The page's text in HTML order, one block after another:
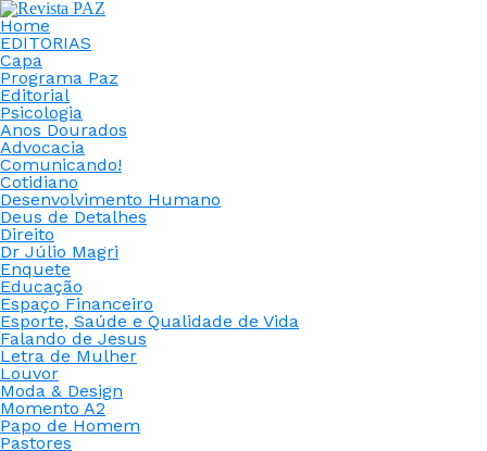
Home
EDITORIAS
Capa
Programa Paz
Editorial
Psicologia
Anos Dourados
Advocacia
Comunicando!
Cotidiano
Desenvolvimento Humano
Deus de Detalhes
Direito
Dr Júlio Magri
Enquete
Educação
Espaço Financeiro
Esporte, Saúde e Qualidade de Vida
Falando de Jesus
Letra de Mulher
Louvor
Moda & Design
Momento A2
Papo de Homem
Pastores